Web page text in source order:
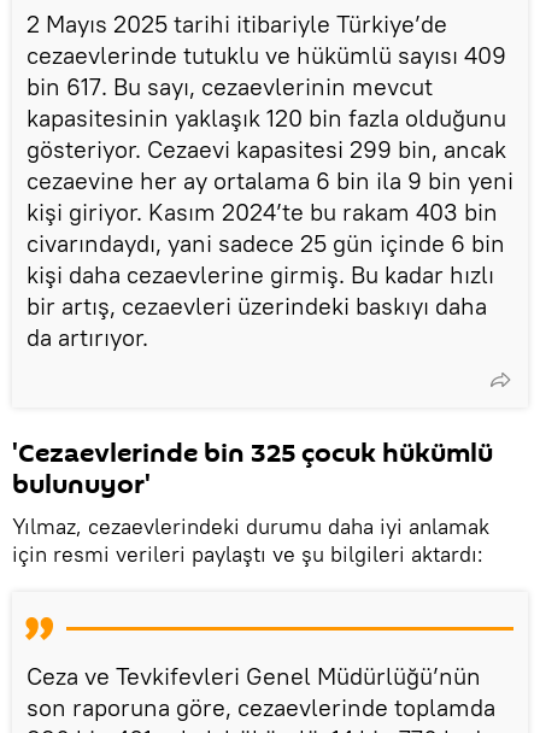
2 Mayıs 2025 tarihi itibariyle Türkiye’de
cezaevlerinde tutuklu ve hükümlü sayısı 409
bin 617. Bu sayı, cezaevlerinin mevcut
kapasitesinin yaklaşık 120 bin fazla olduğunu
gösteriyor. Cezaevi kapasitesi 299 bin, ancak
cezaevine her ay ortalama 6 bin ila 9 bin yeni
kişi giriyor. Kasım 2024’te bu rakam 403 bin
civarındaydı, yani sadece 25 gün içinde 6 bin
kişi daha cezaevlerine girmiş. Bu kadar hızlı
bir artış, cezaevleri üzerindeki baskıyı daha
da artırıyor.
'Cezaevlerinde bin 325 çocuk hükümlü
bulunuyor'
Yılmaz, cezaevlerindeki durumu daha iyi anlamak
için resmi verileri paylaştı ve şu bilgileri aktardı:
Ceza ve Tevkifevleri Genel Müdürlüğü’nün
son raporuna göre, cezaevlerinde toplamda